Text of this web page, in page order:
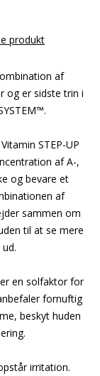
produkt
af
og er sidste trin i
STEP-UP
af A-,
og bevare et
af
sammen om
til at se mere
en solfaktor for
fornuftig
beskyt huden
irritation.